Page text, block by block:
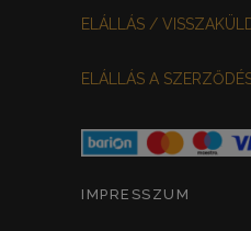
ELÁLLÁS /
ELÁLLÁS A
IMPRESSZUM